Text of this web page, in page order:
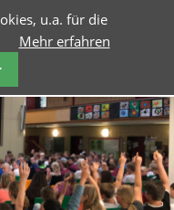
u.a. für die
Mehr erfahren